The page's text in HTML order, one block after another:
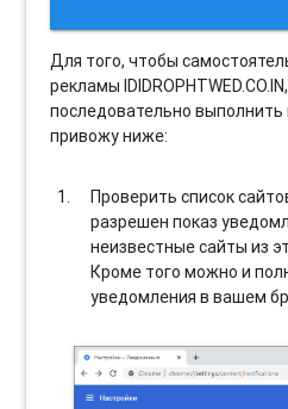
Для того, чтобы
рекламы
последовательно выполнить
привожу ниже:
Проверить список
разрешен показ
неизвестные сайты из
Кроме того можно и
уведомления в вашем